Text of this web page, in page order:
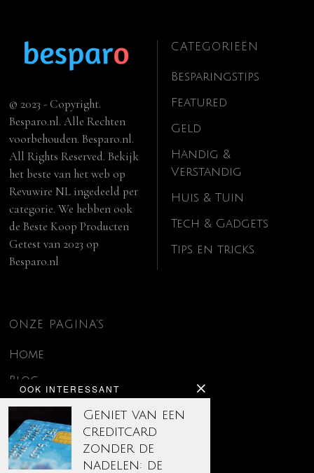
OOK INTERESSANT
Geniet van een
creditcard
zonder de
nadelen: de
© 2023 - Copyright.
Besparo.nl. Alle Rechten
voorbehouden. Besparo.nl.
All Rights Reserved. Bekijk
het beste van het web op
Revuwire NL ingedeeld per
categorie. We hebben ook
deBeste Koop Producten
Getest van 2023 op
Besparo.nl
CATEGORIEËN
Besparingstips
Featured
Geld
Handig &
Verstandig
Huis & Tuin
Tech & Gadgets
Tips en tricks
ONZE PAGINA’S
Home
Blog
Contact
Disclaimer
Over ons